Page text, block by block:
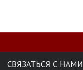
СВЯЗАТЬСЯ С НАМИ